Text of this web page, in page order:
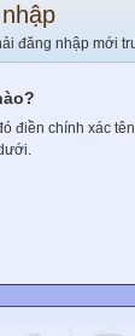
đăng nhập mới
điền chính xác